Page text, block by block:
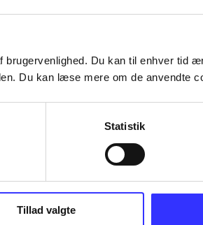
Du kan til enhver tid
Du kan læse mere om de anvendte
Statistik
Tillad valgte